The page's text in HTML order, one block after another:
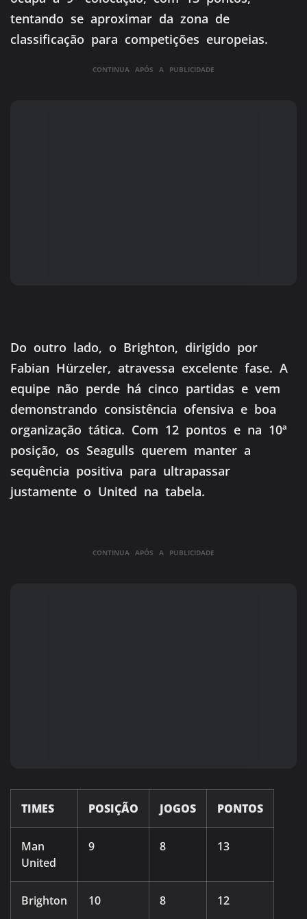
tentando se aproximar da zona de
classificação para competições europeias.
CONTINUA APÓS A PUBLICIDADE
Do outro lado, o Brighton, dirigido por
Fabian Hürzeler, atravessa excelente fase. A
equipe não perde há cinco partidas e vem
demonstrando consistência ofensiva e boa
organização tática. Com 12 pontos e na 10ª
posição, os Seagulls querem manter a
sequência positiva para ultrapassar
justamente o United na tabela.
CONTINUA APÓS A PUBLICIDADE
TIMES POSIÇÃO JOGOS PONTOS
Man
United
9 8 13
Brighton 10 8 12